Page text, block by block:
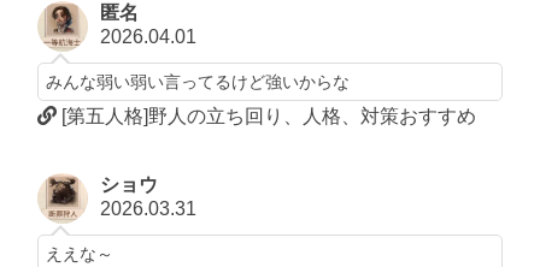
匿名
2026.04.01
みんな弱い弱い言ってるけど強いからな
[第五人格]野人の立ち回り、人格、対策おすすめ
ショウ
2026.03.31
ええな～